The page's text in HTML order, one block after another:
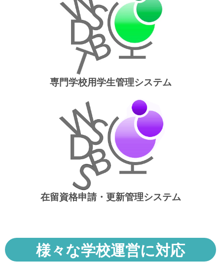
専門学校用学生管理システム
在留資格申請・更新管理システム
様々な学校運営に対応